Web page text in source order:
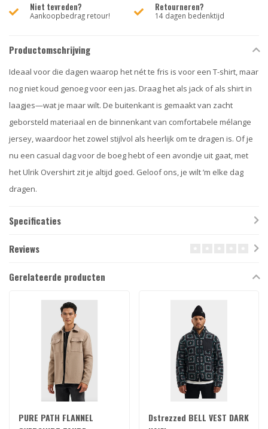
Niet tevreden?
Aankoopbedrag retour!
Retourneren?
14 dagen bedenktijd
Productomschrijving
Ideaal voor die dagen waarop het nét te fris is voor een T-shirt, maar
nog niet koud genoeg voor een jas. Draag het als jack of als shirt in
laagjes—wat je maar wilt. De buitenkant is gemaakt van zacht
geborsteld materiaal en de binnenkant van comfortabele mélange
jersey, waardoor het zowel stijlvol als heerlijk om te dragen is. Of je
nu een casual dag voor de boeg hebt of een avondje uit gaat, met
het Ulrik Overshirt zit je altijd goed. Geloof ons, je wilt ’m elke dag
dragen.
Specificaties
Reviews
Gerelateerde producten
PURE PATH FLANNEL
Dstrezzed BELL VEST DARK